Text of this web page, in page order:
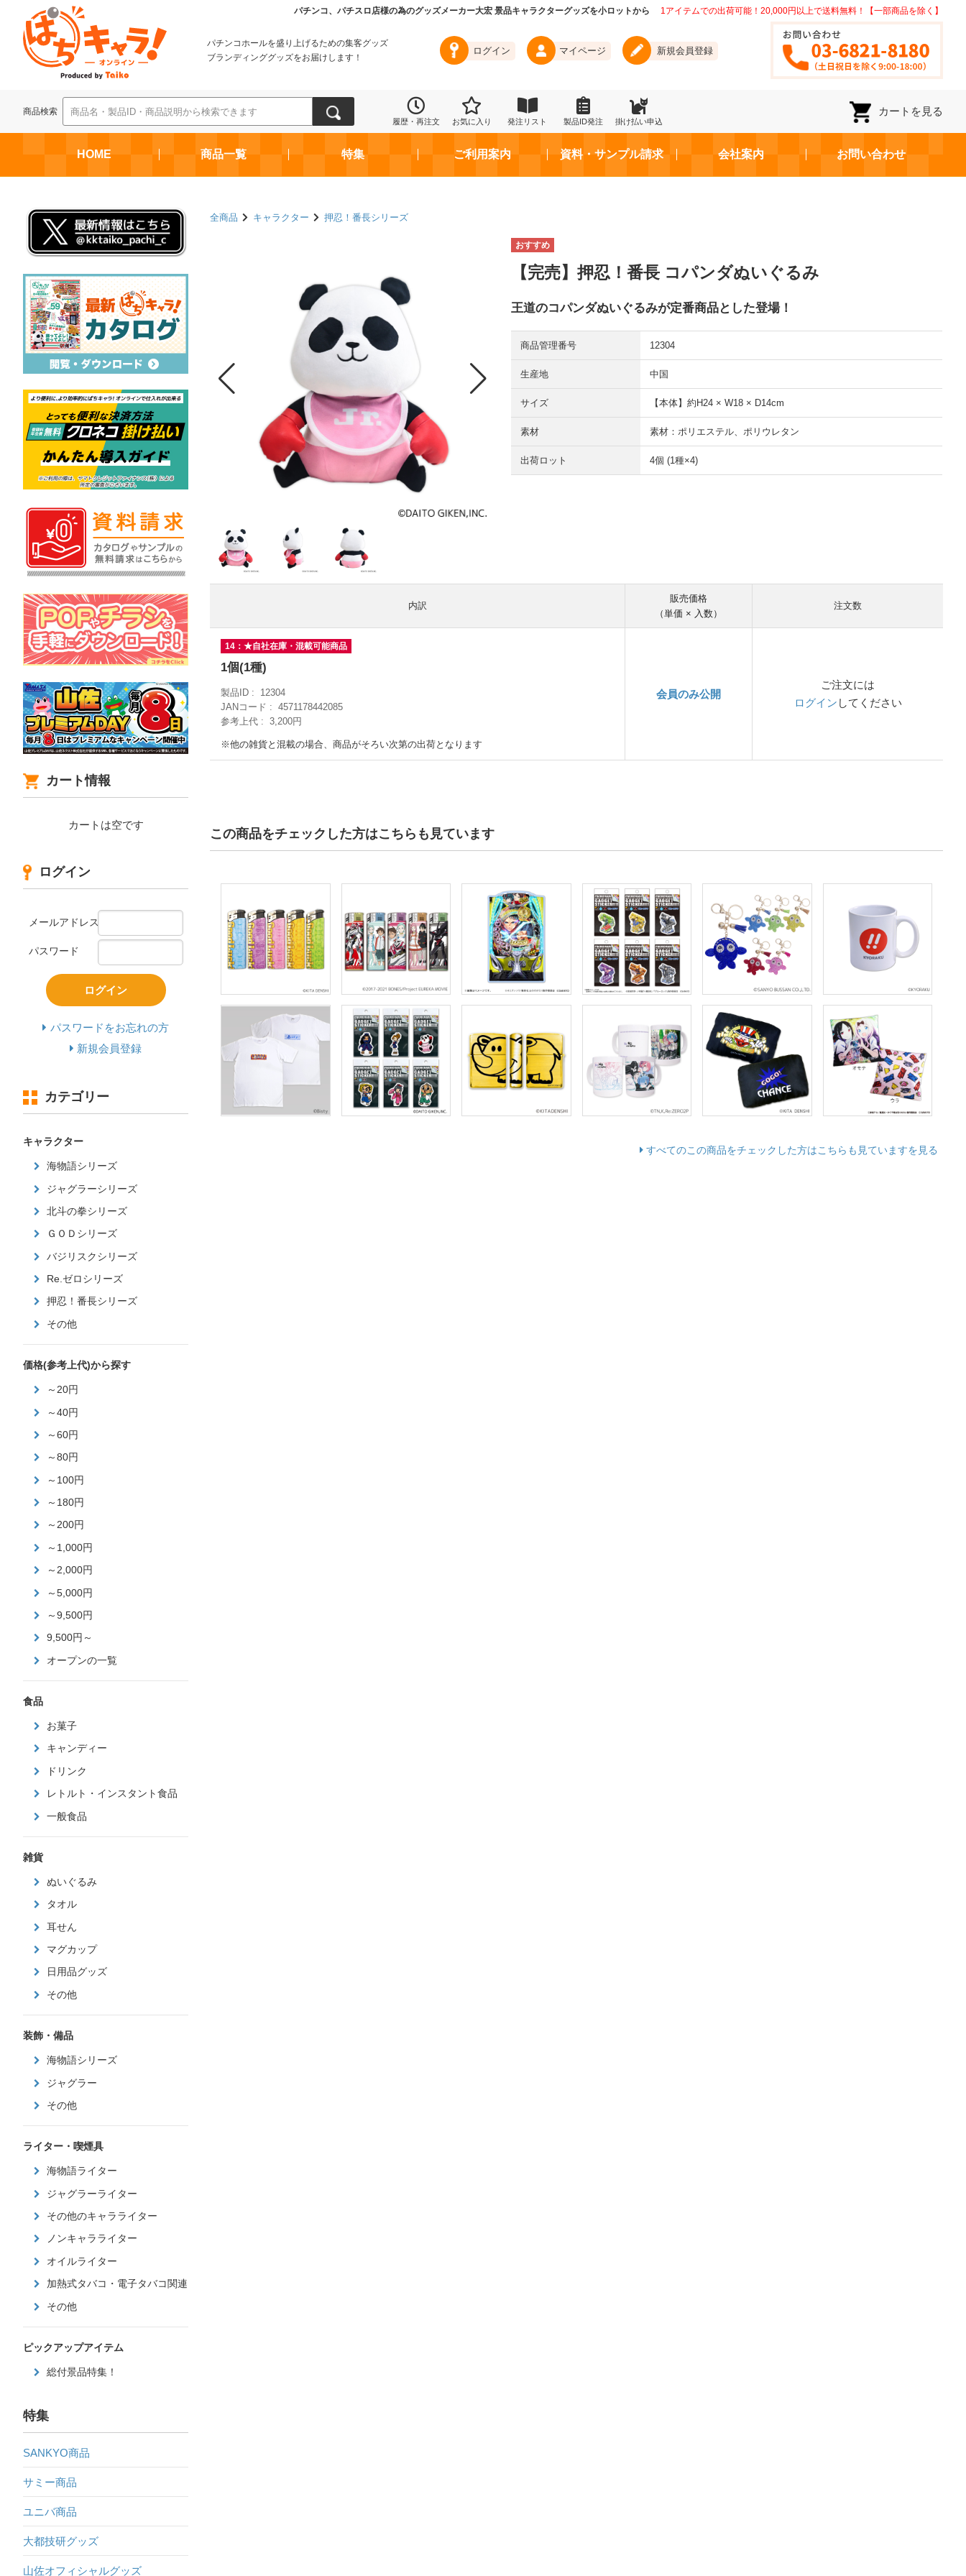
パチンコ、パチスロ店様の為のグッズメーカー大宏 景品キャラクターグッズを小ロットから 1アイテムでの出荷可能！20,000円以上で送料無料！【一部商品を除く】
パチンコホールを盛り上げるための集客グッズ
ブランディンググッズをお届けします！
ログイン マイページ 新規会員登録
商品検索
履歴・再注文 お気に入り 発注リスト 製品ID発注 掛け払い申込
カートを見る
HOME 商品一覧 特集 ご利用案内 資料・サンプル請求 会社案内 お問い合わせ
全商品 キャラクター 押忍！番長シリーズ
【完売】押忍！番長 コパンダぬいぐるみ
王道のコパンダぬいぐるみが定番商品とした登場！
商品管理番号 12304
生産地 中国
サイズ 【本体】約H24 × W18 × D14cm
素材 素材：ポリエステル、ポリウレタン
出荷ロット 4個 (1種×4)
内訳
販売価格
（単価 × 入数）
注文数
14：★自社在庫・混載可能商品
1個(1種)
製品ID
12304
JANコード
4571178442085
参考上代
3,200円
※他の雑貨と混載の場合、商品がそろい次第の出荷となります
会員のみ公開
ご注文には
ログイン してください
この商品をチェックした方はこちらも見ています
すべてのこの商品をチェックした方はこちらも見ていますを見る
カート情報
カートは空です
ログイン
メールアドレス
パスワード
ログイン
パスワードをお忘れの方
新規会員登録
カテゴリー
キャラクター
海物語シリーズ
ジャグラーシリーズ
北斗の拳シリーズ
ＧＯＤシリーズ
バジリスクシリーズ
Re.ゼロシリーズ
押忍！番長シリーズ
その他
価格(参考上代)から探す
～20円
～40円
～60円
～80円
～100円
～180円
～200円
～1,000円
～2,000円
～5,000円
～9,500円
9,500円～
オープンの一覧
食品
お菓子
キャンディー
ドリンク
レトルト・インスタント食品
一般食品
雑貨
ぬいぐるみ
タオル
耳せん
マグカップ
日用品グッズ
その他
装飾・備品
海物語シリーズ
ジャグラー
その他
ライター・喫煙具
海物語ライター
ジャグラーライター
その他のキャラライター
ノンキャラライター
オイルライター
加熱式タバコ・電子タバコ関連
その他
ピックアップアイテム
総付景品特集！
特集
SANKYO商品
サミー商品
ユニバ商品
大都技研グッズ
山佐オフィシャルグッズ